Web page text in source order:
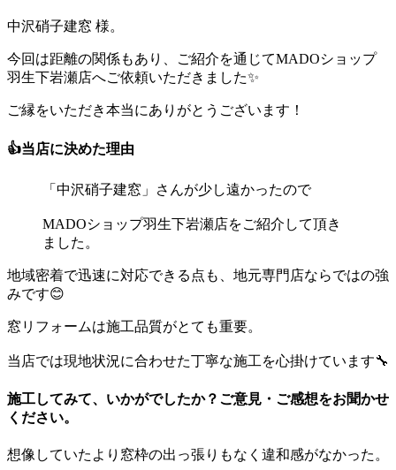
中沢硝子建窓 様。
今回は距離の関係もあり、ご紹介を通じてMADOショップ
羽生下岩瀬店へご依頼いただきました✨
ご縁をいただき本当にありがとうございます！
👍当店に決めた理由
「中沢硝子建窓」さんが少し遠かったので
MADOショップ羽生下岩瀬店をご紹介して頂き
ました。
地域密着で迅速に対応できる点も、地元専門店ならではの強
みです😊
窓リフォームは施工品質がとても重要。
当店では現地状況に合わせた丁寧な施工を心掛けています🔧
施工してみて、いかがでしたか？ご意見・ご感想をお聞かせ
ください。
想像していたより窓枠の出っ張りもなく違和感がなかった。